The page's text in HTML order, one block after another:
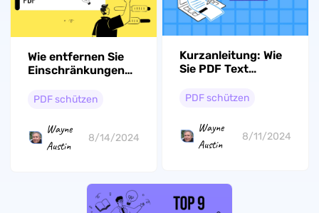
Wie entfernen Sie
Einschränkungen
Berechtigungen
PDF schützen
Wayne
Austin
8/14/2024
Kurzanleitung: Wie
Sie PDF Text
PDF schützen
Wayne
Austin
8/11/2024